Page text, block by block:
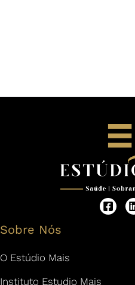
Sobre Nós
O Estúdio Mais
Instituto Estudio Mais